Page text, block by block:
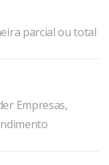
parcial ou total
Empresas,